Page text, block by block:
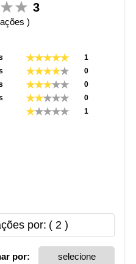
3
)
1
0
0
0
1
por: ( 2 )
por: selecione